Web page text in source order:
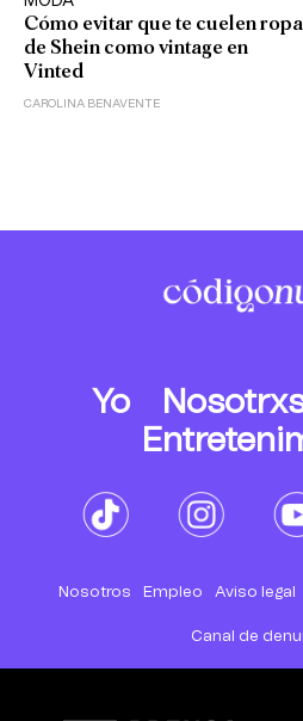
Cómo evitar que te cuelen ropa
de Shein como vintage en
Vinted
CAROLINA BENAVENTE
Yo
Nosotros Empleo Aviso legal
Canal de